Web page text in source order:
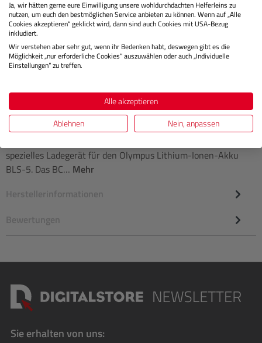
Preis € 29,99
Beschreibung
spezielles Ladegerät für den Olympus Lithium-Ionen-Akku
BLS-5. Das BC… Mehr
Herstellerinformationen
Bewertungen
Sie erhalten von uns:
Ja, wir hätten gerne eure Einwilligung unsere wohldurchdachten Helferleins zu
nutzen, um euch den bestmöglichen Service anbieten zu können. Wenn auf „Alle
Cookies akzeptieren“ geklickt wird, dann sind auch Cookies mit USA-Bezug
inkludiert.
Wir verstehen aber sehr gut, wenn ihr Bedenken habt, deswegen gibt es die
Möglichkeit „nur erforderliche Cookies“ auszuwählen oder auch „Individuelle
Einstellungen“ zu treffen.
Alle akzeptieren
Ablehnen
Nein, anpassen